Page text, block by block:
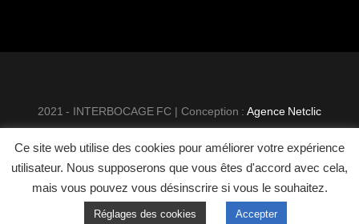
2021 - INTERBOCAGE FC | Conception : Agence Netclic
INTER BOCAGE FOOTBALL
MENTIONS
LÉGALES
CONTACT
Ce site web utilise des cookies pour améliorer votre expérience
utilisateur. Nous supposerons que vous êtes d'accord avec cela,
mais vous pouvez vous désinscrire si vous le souhaitez.
Réglages des cookies Accepter